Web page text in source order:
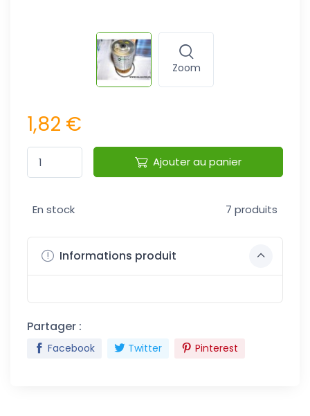
Zoom
1,82 €
Ajouter au panier
En stock 7 produits
Informations produit
Partager :
Facebook Twitter Pinterest